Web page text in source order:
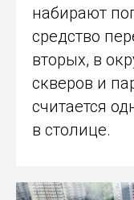
набирают
средство
вторых, в
скверов и
считается
в столице.